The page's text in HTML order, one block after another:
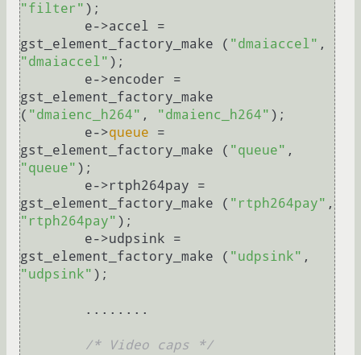
"filter" );
gst_element_factory_make ( "dmaiaccel"
"dmaiaccel" );
gst_element_factory_make
( "dmaienc_h264" , "dmaienc_h264" );
	e->
queue =
gst_element_factory_make ( "queue"
"queue" );
gst_element_factory_make ( "rtph264pay"
,
"rtph264pay" );
gst_element_factory_make ( "udpsink"
"udpsink" );
/* Video caps */